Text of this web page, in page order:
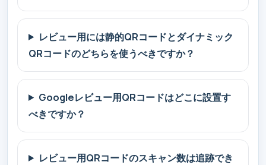
レビュー用には静的QRコードとダイナミック
QRコードのどちらを使うべきですか？
Googleレビュー用QRコードはどこに設置す
べきですか？
レビュー用QRコードのスキャン数は追跡でき